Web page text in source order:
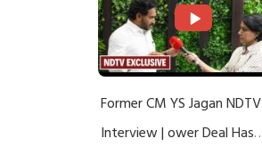
Former CM YS Jagan NDTV
Interview | ower Deal Has